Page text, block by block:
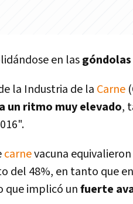
en las
la Industria de la Carne
un ritmo muy elevado,
carnevacuna equivalieron
del 48%, en tanto que
que implicó unfuerte